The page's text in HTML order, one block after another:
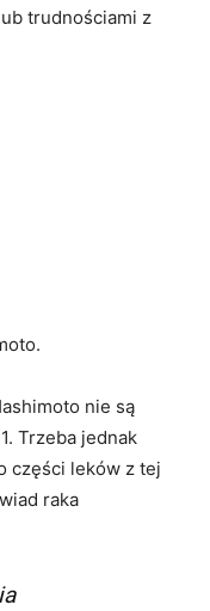
trudnościami z
nie są
Trzeba jednak
części leków z tej
raka